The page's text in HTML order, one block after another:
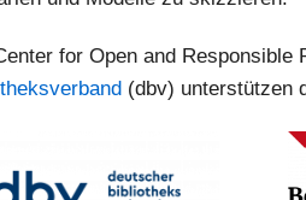
for Open and Responsible
(dbv) unterstützen